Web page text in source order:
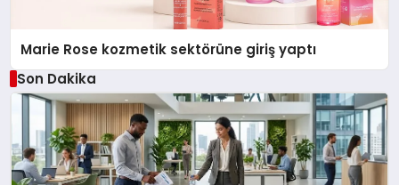
Marie Rose kozmetik sektörüne giriş yaptı
Son Dakika